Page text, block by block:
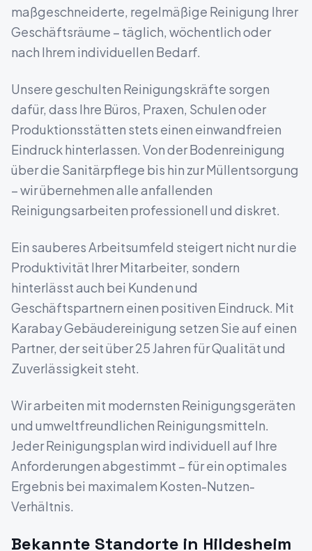
maßgeschneiderte, regelmäßige Reinigung Ihrer
Geschäftsräume – täglich, wöchentlich oder
nach Ihrem individuellen Bedarf.
Unsere geschulten Reinigungskräfte sorgen
dafür, dass Ihre Büros, Praxen, Schulen oder
Produktionsstätten stets einen einwandfreien
Eindruck hinterlassen. Von der Bodenreinigung
über die Sanitärpflege bis hin zur Müllentsorgung
– wir übernehmen alle anfallenden
Reinigungsarbeiten professionell und diskret.
Ein sauberes Arbeitsumfeld steigert nicht nur die
Produktivität Ihrer Mitarbeiter, sondern
hinterlässt auch bei Kunden und
Geschäftspartnern einen positiven Eindruck. Mit
Karabay Gebäudereinigung setzen Sie auf einen
Partner, der seit über 25 Jahren für Qualität und
Zuverlässigkeit steht.
Wir arbeiten mit modernsten Reinigungsgeräten
und umweltfreundlichen Reinigungsmitteln.
Jeder Reinigungsplan wird individuell auf Ihre
Anforderungen abgestimmt – für ein optimales
Ergebnis bei maximalem Kosten-Nutzen-
Verhältnis.
Bekannte Standorte in Hildesheim